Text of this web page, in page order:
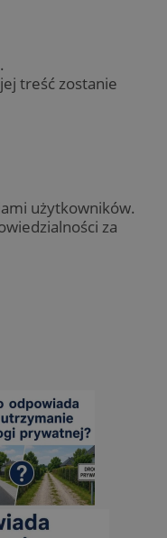
treść zostanie
użytkowników.
za